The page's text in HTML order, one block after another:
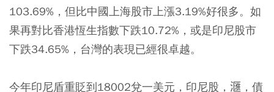
103.69%，但比中國上海股市上漲3.19%好很多。如
果再對比香港恆生指數下跌10.72%，或是印尼股市
下跌34.65%，台灣的表現已經很卓越。
今年印尼盾重貶到18002兌一美元，印尼股，𣿬，債